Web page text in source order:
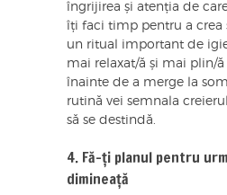
îngrijirea și atenția de
îți faci timp pentru a crea
un ritual important de
mai relaxat/ă și mai plin/
înainte de a merge la
rutină vei semnala
să se destindă.
4. Fă-ți planul pentru
dimineață